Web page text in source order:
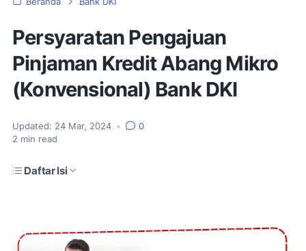
Persyaratan Pengajuan
Pinjaman Kredit Abang Mikro
(Konvensional) Bank DKI
Updated: 24 Mar, 2024 •
0
2 min read
Daftar Isi